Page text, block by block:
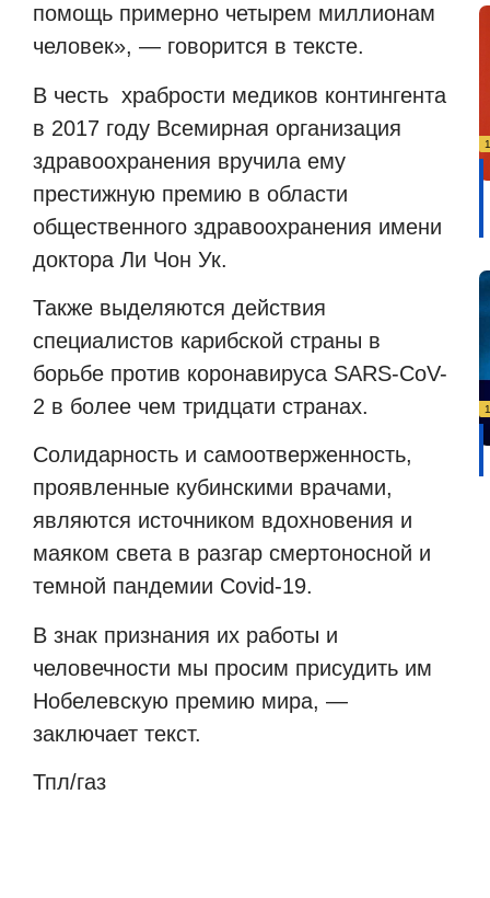
помощь примерно четырем миллионам
человек», — говорится в тексте.
В честь храбрости медиков контингента
в 2017 году Всемирная организация
здравоохранения вручила ему
престижную премию в области
общественного здравоохранения имени
доктора Ли Чон Ук.
Также выделяются действия
специалистов карибской страны в
борьбе против коронавируса SARS-CoV-
2 в более чем тридцати странах.
Солидарность и самоотверженность,
проявленные кубинскими врачами,
являются источником вдохновения и
маяком света в разгар смертоносной и
темной пандемии Covid-19.
В знак признания их работы и
человечности мы просим присудить им
Нобелевскую премию мира, —
заключает текст.
Тпл/газ